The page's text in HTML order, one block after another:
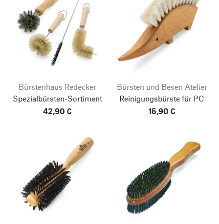
Bürstenhaus Redecker
Spezialbürsten-Sortiment
42,90 €
Bürsten und Besen Atelier
Reinigungsbürste für PC
15,90 €